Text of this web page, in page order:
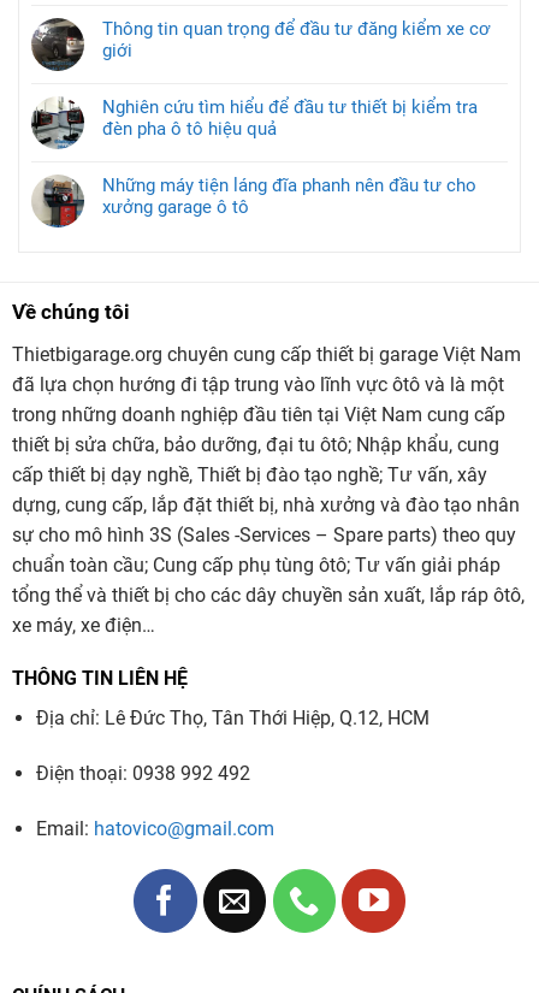
Thông tin quan trọng để đầu tư đăng kiểm xe cơ
giới
Nghiên cứu tìm hiểu để đầu tư thiết bị kiểm tra
đèn pha ô tô hiệu quả
Những máy tiện láng đĩa phanh nên đầu tư cho
xưởng garage ô tô
Về chúng tôi
Thietbigarage.org chuyên cung cấp thiết bị garage Việt Nam
đã lựa chọn hướng đi tập trung vào lĩnh vực ôtô và là một
trong những doanh nghiệp đầu tiên tại Việt Nam cung cấp
thiết bị sửa chữa, bảo dưỡng, đại tu ôtô; Nhập khẩu, cung
cấp thiết bị dạy nghề, Thiết bị đào tạo nghề; Tư vấn, xây
dựng, cung cấp, lắp đặt thiết bị, nhà xưởng và đào tạo nhân
sự cho mô hình 3S (Sales -Services – Spare parts) theo quy
chuẩn toàn cầu; Cung cấp phụ tùng ôtô; Tư vấn giải pháp
tổng thể và thiết bị cho các dây chuyền sản xuất, lắp ráp ôtô,
xe máy, xe điện…
THÔNG TIN LIÊN HỆ
Địa chỉ: Lê Đức Thọ, Tân Thới Hiệp, Q.12, HCM
Điện thoại: 0938 992 492
Email: hatovico@gmail.com